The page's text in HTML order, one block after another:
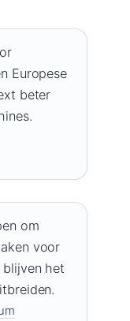
Europese
beter
om
voor
blijven het